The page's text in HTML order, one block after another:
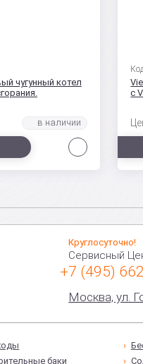
чугунный котел
с
Круглосуточно!
Сервисный
+7 (495)
Москва, ул.
баки